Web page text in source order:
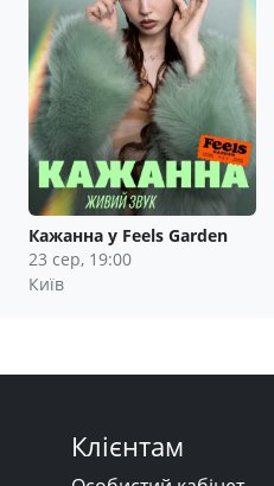
Кажанна у Feels Garden
23 сер, 19:00
Київ
Клієнтам